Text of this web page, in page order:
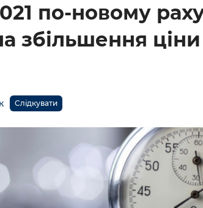
по-новому
збільшення
Слідкувати